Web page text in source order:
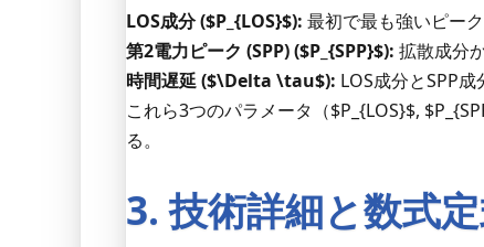
LOS成分 ($P_{LOS}$): 最初で最も強いピー
第2電力ピーク (SPP) ($P_{SPP}$): 拡散成分
時間遅延 ($\Delta \tau$): LOS成分とSPP
これら3つのパラメータ（$P_{LOS}$,
る。
3. 技術詳細と数式